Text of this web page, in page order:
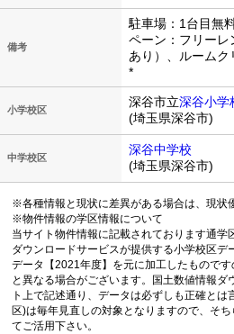
備考
駐車場：1台目無
ペーン：フリーレ
あり）、ルーム
*
小学校区
深谷市立深谷小学
(埼玉県深谷市)
中学校区
深谷中学校
(埼玉県深谷市)
※各種情報と現状に差異がある場合は、現状
※物件情報の学区情報について
当サイト物件情報に記載されております通学
ダウンロードサービスが提供する小学校区
データ【2021年度】を元に加工したもので
と異なる場合がございます。国土数値情報ダ
ト上で記述通り、データは必ずしも正確と
区)は毎年見直しの対象となりますので、そ
てご活用下さい。